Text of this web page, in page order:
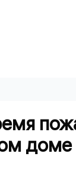
доме